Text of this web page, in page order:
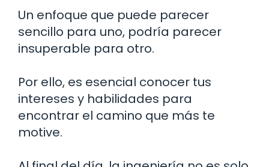
Un enfoque que puede parecer
sencillo para uno, podría parecer
insuperable para otro.
Por ello, es esencial conocer tus
intereses y habilidades para
encontrar el camino que más te
motive.